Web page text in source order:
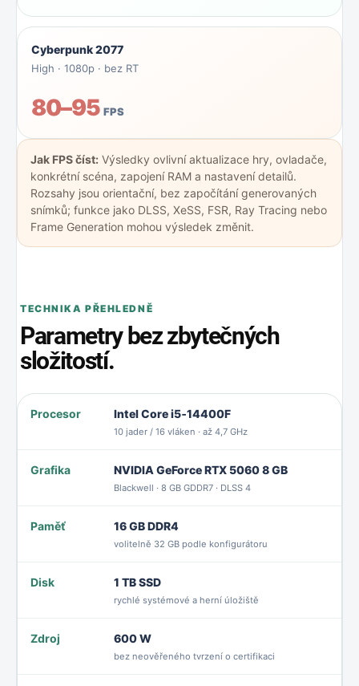
Cyberpunk 2077
High · 1080p · bez RT
80–95FPS
Jak FPS číst: Výsledky ovlivní aktualizace hry, ovladače,
konkrétní scéna, zapojení RAM a nastavení detailů.
Rozsahy jsou orientační, bez započítání generovaných
snímků; funkce jako DLSS, XeSS, FSR, Ray Tracing nebo
Frame Generation mohou výsledek změnit.
TECHNIKA PŘEHLEDNĚ
Parametry bez zbytečných
složitostí.
Procesor Intel Core i5‑14400F
10 jader / 16 vláken · až 4,7 GHz
Grafika NVIDIA GeForce RTX 5060 8 GB
Blackwell · 8 GB GDDR7 · DLSS 4
Paměť 16 GB DDR4
volitelně 32 GB podle konfigurátoru
Disk 1 TB SSD
rychlé systémové a herní úložiště
Zdroj 600 W
bez neověřeného tvrzení o certifikaci